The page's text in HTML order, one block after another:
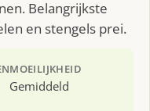
Belangrijkste
en stengels prei.
MOEILIJKHEID
Gemiddeld